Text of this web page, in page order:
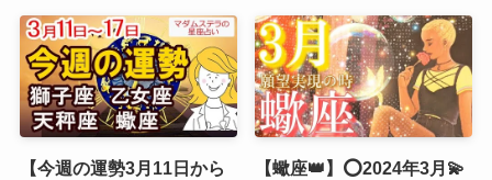
【今週の運勢3月11日から
【蠍座👑】⭕2024年3月💫